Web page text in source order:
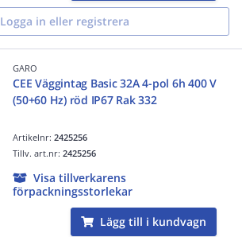
Logga in eller registrera
GARO
CEE Väggintag Basic 32A 4-pol 6h 400 V
(50+60 Hz) röd IP67 Rak 332
Artikelnr:2425256
Tillv. art.nr:2425256
Visa tillverkarens
förpackningsstorlekar
Lägg till i kundvagn